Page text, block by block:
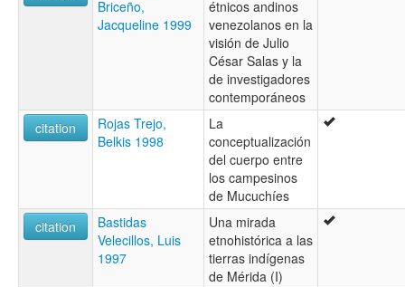
Briceño,
Jacqueline 1999
étnicos andinos
venezolanos en la
visión de Julio
César Salas y la
de investigadores
contemporáneos
citation
Rojas Trejo,
Belkis 1998
La
conceptualización
del cuerpo entre
los campesinos
de Mucuchíes
citation
Bastidas
Velecillos, Luis
1997
Una mirada
etnohistórica a las
tierras indígenas
de Mérida (I)